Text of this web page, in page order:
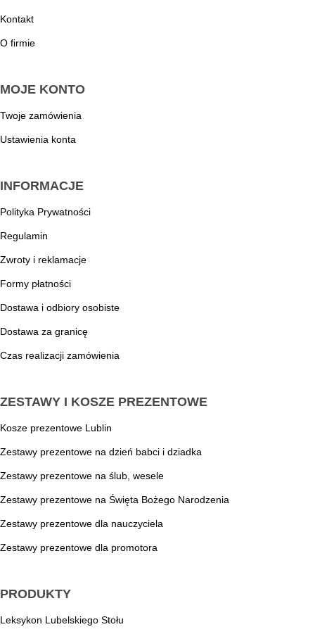
Kontakt
O firmie
MOJE KONTO
Twoje zamówienia
Ustawienia konta
INFORMACJE
Polityka Prywatności
Regulamin
Zwroty i reklamacje
Formy płatności
Dostawa i odbiory osobiste
Dostawa za granicę
Czas realizacji zamówienia
ZESTAWY I KOSZE PREZENTOWE
Kosze prezentowe Lublin
Zestawy prezentowe na dzień babci i dziadka
Zestawy prezentowe na ślub, wesele
Zestawy prezentowe na Święta Bożego Narodzenia
Zestawy prezentowe dla nauczyciela
Zestawy prezentowe dla promotora
PRODUKTY
Leksykon Lubelskiego Stołu